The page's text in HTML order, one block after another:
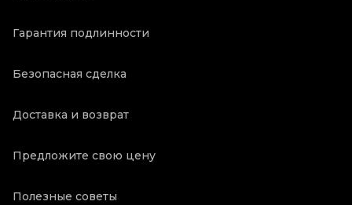
Гарантия подлинности
Безопасная сделка
Доставка и возврат
Предложите свою цену
Полезные советы